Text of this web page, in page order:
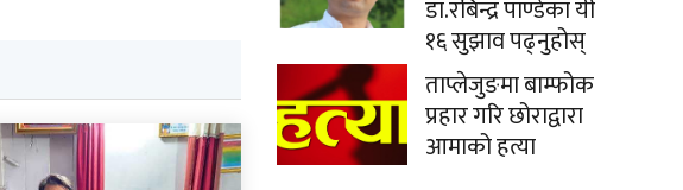
डा.रबिन्द्र पाण्डेका यी
१६ सुझाव पढ्नुहोस्
ताप्लेजुङमा बाम्फोक
प्रहार गरि छोराद्वारा
आमाको हत्या